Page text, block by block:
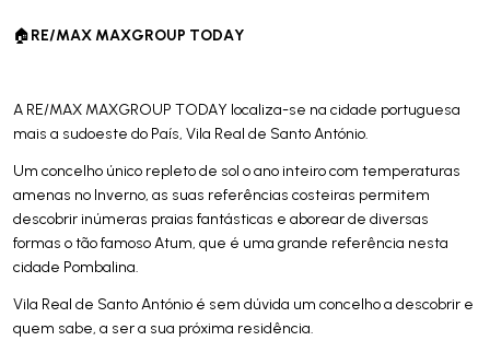
🏠RE/MAX MAXGROUP TODAY
A RE/MAX MAXGROUP TODAY localiza-se na cidade portuguesa
mais a sudoeste do País, Vila Real de Santo António.
Um concelho único repleto de sol o ano inteiro com temperaturas
amenas no Inverno, as suas referências costeiras permitem
descobrir inúmeras praias fantásticas e aborear de diversas
formas o tão famoso Atum, que é uma grande referência nesta
cidade Pombalina.
Vila Real de Santo António é sem dúvida um concelho a descobrir e
quem sabe, a ser a sua próxima residência.